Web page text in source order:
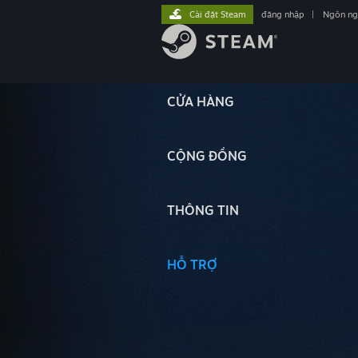
CỬA HÀNG
CỘNG ĐỒNG
THÔNG TIN
HỖ TRỢ
Cài đặt Steam đăng nhập Ngôn